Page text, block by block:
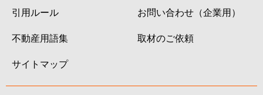
引用ルール
不動産用語集
サイトマップ
お問い合わせ（企業用）
取材のご依頼